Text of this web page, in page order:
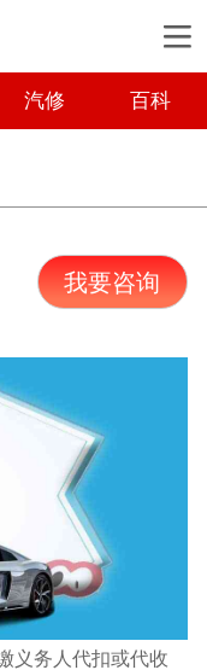
汽修 百科
我要咨询
义务人代扣或代收